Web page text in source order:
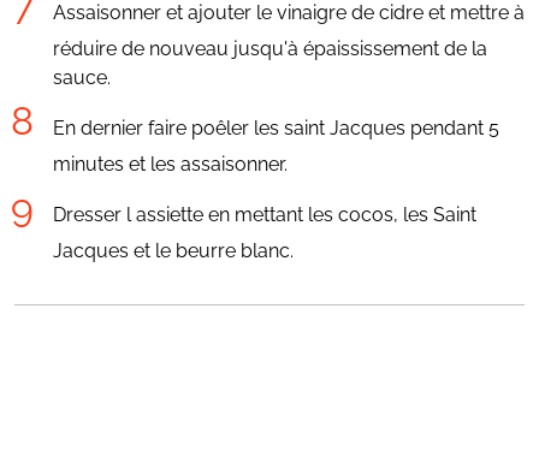
Assaisonner et ajouter le vinaigre de cidre et mettre à
réduire de nouveau jusqu'à épaississement de la
sauce.
En dernier faire poêler les saint Jacques pendant 5
minutes et les assaisonner.
Dresser l assiette en mettant les cocos, les Saint
Jacques et le beurre blanc.